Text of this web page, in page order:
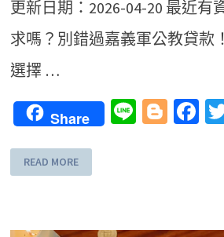
更新日期：2026-04-20 最近有
求嗎？別錯過嘉義軍公教貸款
選擇 …
Share Line
READ MORE